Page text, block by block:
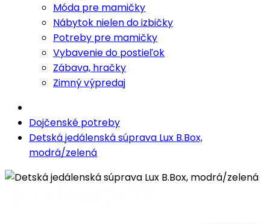
Móda pre mamičky
Nábytok nielen do izbičky
Potreby pre mamičky
Vybavenie do postieľok
Zábava, hračky
Zimný výpredaj
Dojčenské potreby
Detská jedálenská súprava Lux B.Box,
modrá/zelená